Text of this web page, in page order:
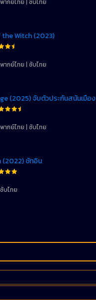
ากย์ไทย | ซับไทย
the Witch (2023)
ากย์ไทย | ซับไทย
(2025) จับตัวประกันสนั่นเมือง
ากย์ไทย | ซับไทย
(2022) ชัทอิน
บไทย